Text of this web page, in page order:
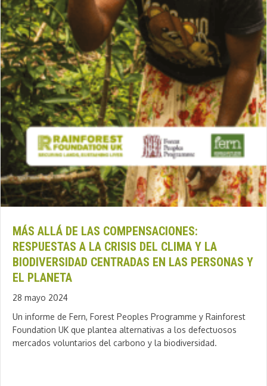
MÁS ALLÁ DE LAS COMPENSACIONES:
RESPUESTAS A LA CRISIS DEL CLIMA Y LA
BIODIVERSIDAD CENTRADAS EN LAS PERSONAS Y
EL PLANETA
28 mayo 2024
Un informe de Fern, Forest Peoples Programme y Rainforest
Foundation UK que plantea alternativas a los defectuosos
mercados voluntarios del carbono y la biodiversidad.